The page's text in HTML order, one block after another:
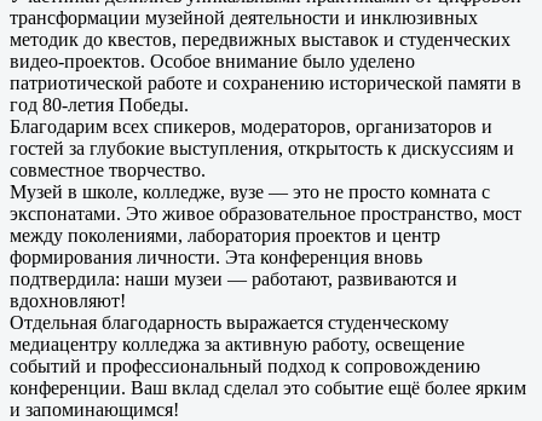
трансформации музейной деятельности и инклюзивных
методик до квестов, передвижных выставок и студенческих
видео-проектов. Особое внимание было уделено
патриотической работе и сохранению исторической памяти в
год 80-летия Победы.
Благодарим всех спикеров, модераторов, организаторов и
гостей за глубокие выступления, открытость к дискуссиям и
совместное творчество.
Музей в школе, колледже, вузе — это не просто комната с
экспонатами. Это живое образовательное пространство, мост
между поколениями, лаборатория проектов и центр
формирования личности. Эта конференция вновь
подтвердила: наши музеи — работают, развиваются и
вдохновляют!
Отдельная благодарность выражается студенческому
медиацентру колледжа за активную работу, освещение
событий и профессиональный подход к сопровождению
конференции. Ваш вклад сделал это событие ещё более ярким
и запоминающимся!